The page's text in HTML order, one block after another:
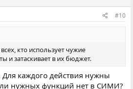
#10
кто использует чужие
и затаскивает в их бюджет.
Для каждого действия нужны
нужных функций нет в СИМИ?